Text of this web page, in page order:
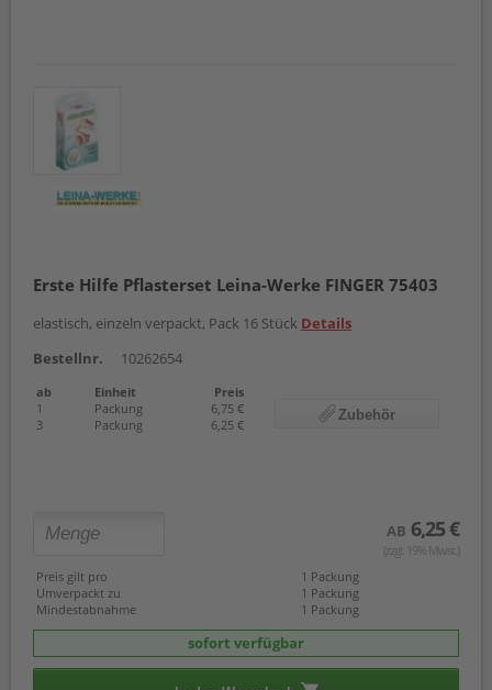
Erste Hilfe Pflasterset Leina-Werke FINGER 75403
elastisch, einzeln verpackt, Pack 16 Stück Details
Bestellnr.
10262654
ab Einheit
Preis
1
Packung
6,75 €
3
Packung 6,25 €
Zubehör
AB 6,25 €
(zzgl. 19% Mwst.)
Preis gilt pro
1 Packung
Umverpackt zu
1 Packung
Mindestabnahme
1 Packung
sofort verfügbar